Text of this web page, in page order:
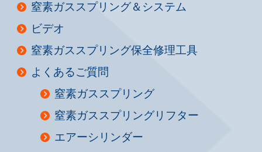
窒素ガススプリング＆システム
ビデオ
窒素ガススプリング保全修理工具
よくあるご質問
窒素ガススプリング
窒素ガススプリングリフター
エアーシリンダー